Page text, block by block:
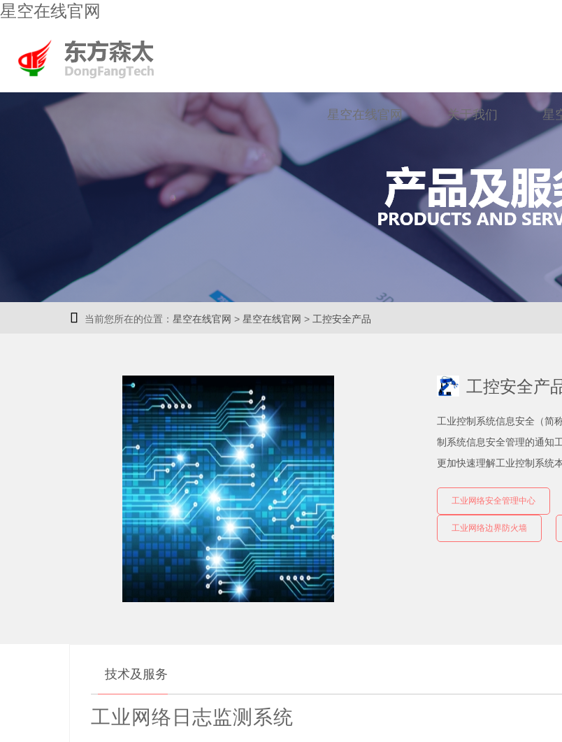
星空在线官网
星空在线官网 关于我们 星
 当前您所在的位置： 星空在线官网 > 星空在线官网 > 工控安全产品
工控安全产
工业控制系统信息安全（简
制系统信息安全管理的通知
更加快速理解工业控制系统
工业网络安全管理中心
工业网络边界防火墙
技术及服务
工业网络日志监测系统